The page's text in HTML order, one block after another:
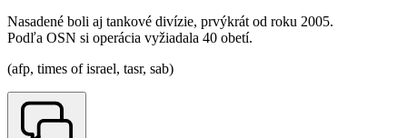
Nasadené boli aj tankové divízie, prvýkrát od roku 2005.
Podľa OSN si operácia vyžiadala 40 obetí.
(afp, times of israel, tasr, sab)